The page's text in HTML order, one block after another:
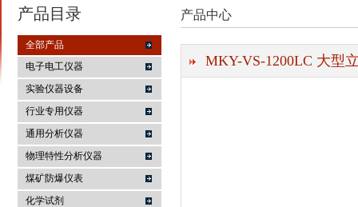
麦科仪（北京）科技有限公司
产品目录
全部产品
电子电工仪器
实验仪器设备
行业专用仪器
通用分析仪器
物理特性分析仪器
煤矿防爆仪表
化学试剂
产品中心
MKY-VS-1200LC 大型